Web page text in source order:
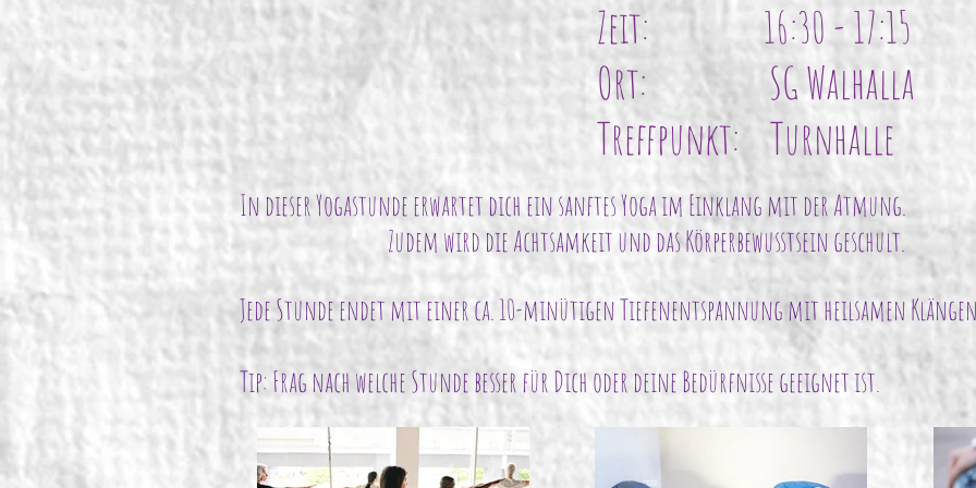
Zeit: 16:30 - 17:15
Ort: SG Walhalla
Treffpunkt: Turnhalle
In dieser Yogastunde erwartet dich ein sanftes Yoga im Einklang mit der Atmung.
Zudem wird die Achtsamkeit und das Körperbewusstsein geschult.
Jede Stunde endet mit einer ca. 10-minütigen Tiefenentspannung mit heilsamen
Tip: Frag nach welche Stunde besser für Dich oder deine Bedürfnisse geeignet ist.